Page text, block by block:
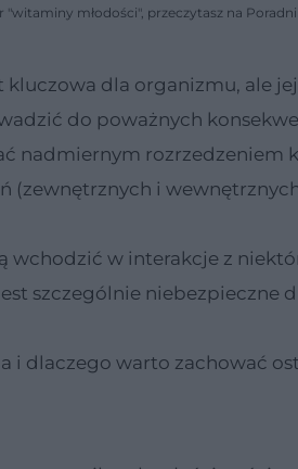
młodości", przeczytasz na
kluczowa dla organizmu, ale
do poważnych
nadmiernym rozrzedzeniem
(zewnętrznych i
w interakcje z
szczególnie niebezpieczne
i dlaczego warto zachować